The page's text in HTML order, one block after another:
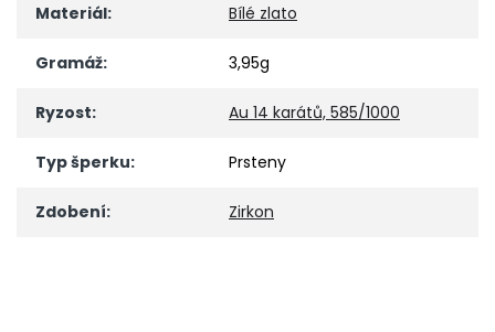
Materiál: Bílé zlato
Gramáž: 3,95g
Ryzost: Au 14 karátů, 585/1000
Typ šperku: Prsteny
Zdobení: Zirkon